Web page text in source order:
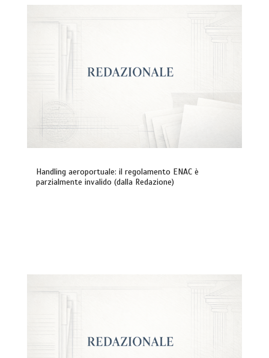
Handling aeroportuale: il regolamento ENAC è
parzialmente invalido (dalla Redazione)